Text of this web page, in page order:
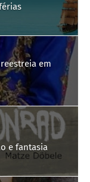
em
e fantasia